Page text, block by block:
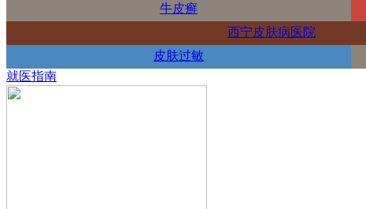
牛皮癣
西宁皮肤病医院
皮肤过敏
就医指南